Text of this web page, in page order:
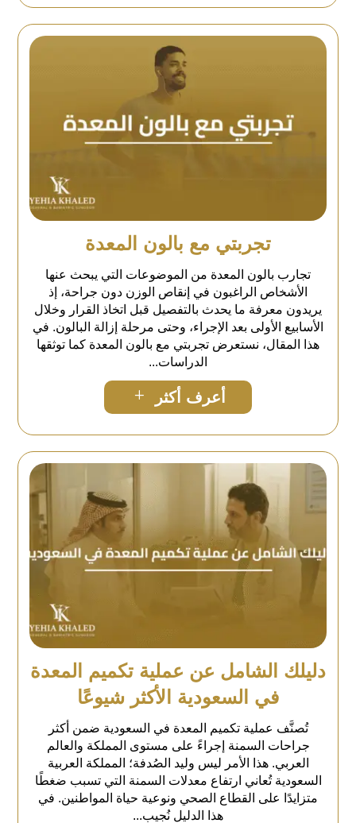
تجربتي مع بالون المعدة
تجارب بالون المعدة من الموضوعات التي يبحث عنها
الأشخاص الراغبون في إنقاص الوزن دون جراحة، إذ
يريدون معرفة ما يحدث بالتفصيل قبل اتخاذ القرار وخلال
الأسابيع الأولى بعد الإجراء، وحتى مرحلة إزالة البالون. في
هذا المقال، نستعرض تجربتي مع بالون المعدة كما توثقها
الدراسات...
أعرف أكثر L
دليلك الشامل عن عملية تكميم المعدة
في السعودية الأكثر شيوعًا
تُصنَّف عملية تكميم المعدة في السعودية ضمن أكثر
جراحات السمنة إجراءً على مستوى المملكة والعالم
العربي. هذا الأمر ليس وليد الصُدفة؛ المملكة العربية
السعودية تُعاني ارتفاع معدلات السمنة التي تسبب ضغطًا
متزايدًا على القطاع الصحي ونوعية حياة المواطنين. في
هذا الدليل نُجيب...